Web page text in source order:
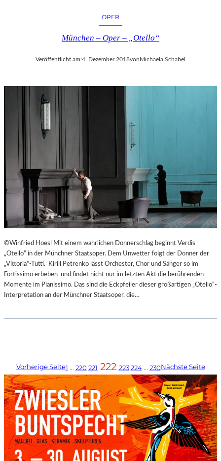
OPER
München – Oper – „Otello“
Veröffentlicht am:4. Dezember 2018vonMichaela Schabel
©Winfried Hoesl Mit einem wahrlichen Donnerschlag beginnt Verdis
„Otello“ in der Münchner Staatsoper. Dem Unwetter folgt der Donner der
„Vittoria“-Tutti. Kirill Petrenko lässt Orchester, Chor und Sänger so im
Fortissimo erbeben und findet nicht nur im letzten Akt die berührenden
Momente im Pianissimo. Das sind die Eckpfeiler dieser großartigen „Otello“-
Interpretation an der Münchner Staatsoper, die…
Vorherige Seite1 … 220 221 222 223 224 … 230Nächste Seite